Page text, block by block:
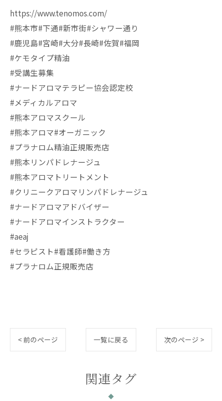
https://www.tenomos.com/
#熊本市#下通#新市街#シャワー通り
#鹿児島#宮崎#大分#長崎#佐賀#福岡
#ケモタイプ精油
#受講生募集
#ナードアロマテラピー協会認定校
#メディカルアロマ
#熊本アロマスクール
#熊本アロマ#オーガニック
#プラナロム精油正規販売店
#熊本リンパドレナージュ
#熊本アロマトリートメント
#クリニークアロマリンパドレナージュ
#ナードアロマアドバイザー
#ナードアロマインストラクター
#aeaj
#セラピスト#看護師#働き方
#プラナロム正規販売店
< 前のページ 一覧に戻る 次のページ >
関連タグ